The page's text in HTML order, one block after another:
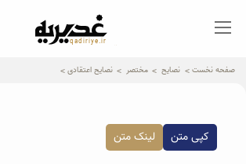
qadiriye.ir
نشریه ی غدیریه-بیانات استاد
صفحه نخست نصایح مختصر نصایح اعتقادی
کپی متن لینک متن